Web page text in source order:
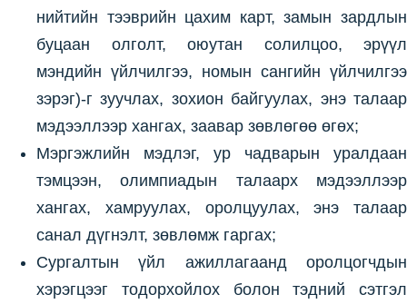
нийтийн тээврийн цахим карт, замын зардлын
буцаан олголт, оюутан солилцоо, эрүүл
мэндийн үйлчилгээ, номын сангийн үйлчилгээ
зэрэг)-г зуучлах, зохион байгуулах, энэ талаар
мэдээллээр хангах, заавар зөвлөгөө өгөх;
Мэргэжлийн мэдлэг, ур чадварын уралдаан
тэмцээн, олимпиадын талаарх мэдээллээр
хангах, хамруулах, оролцуулах, энэ талаар
санал дүгнэлт, зөвлөмж гаргах;
Сургалтын үйл ажиллагаанд оролцогчдын
хэрэгцээг тодорхойлох болон тэдний сэтгэл